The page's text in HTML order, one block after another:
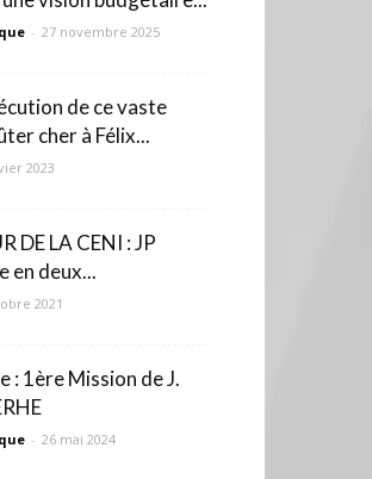
- 27 novembre 2025
de ce vaste
cher à Félix...
2023
DE LA CENI : JP
en deux...
2021
: 1ère Mission de J.
- 26 mai 2024